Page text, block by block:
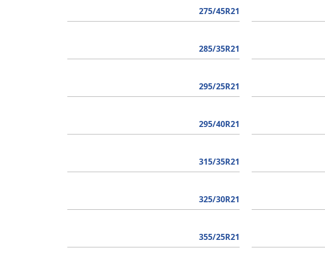
275/45R21
285/35R21
295/25R21
295/40R21
315/35R21
325/30R21
355/25R21